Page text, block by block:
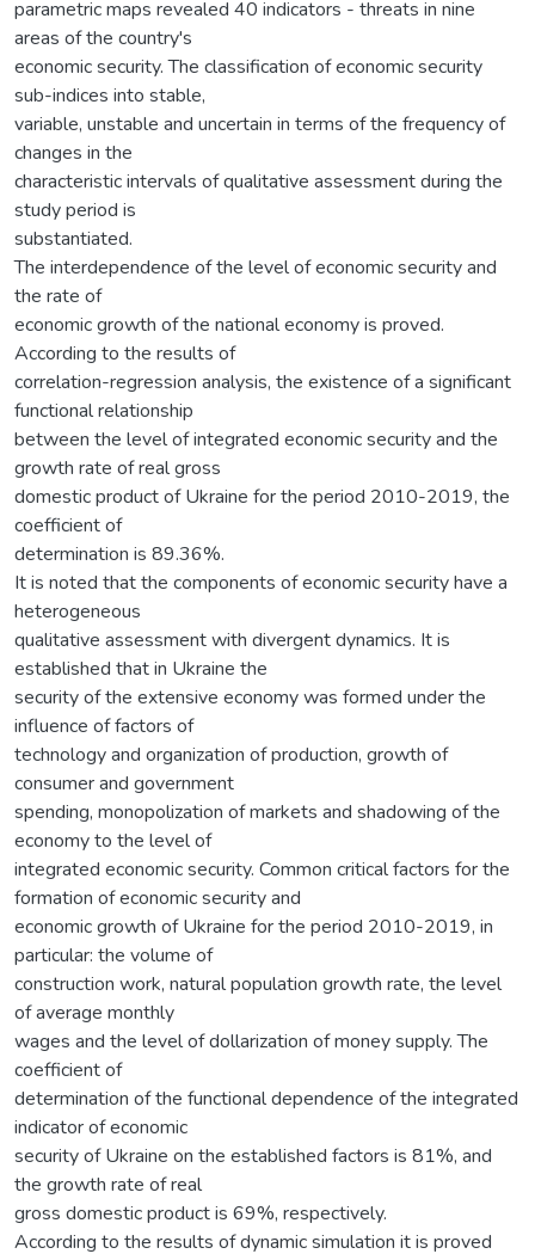
parametric maps revealed 40 indicators - threats in nine
areas of the country's
economic security. The classification of economic security
sub-indices into stable,
variable, unstable and uncertain in terms of the frequency of
changes in the
characteristic intervals of qualitative assessment during the
study period is
substantiated.
The interdependence of the level of economic security and
the rate of
economic growth of the national economy is proved.
According to the results of
correlation-regression analysis, the existence of a significant
functional relationship
between the level of integrated economic security and the
growth rate of real gross
domestic product of Ukraine for the period 2010-2019, the
coefficient of
determination is 89.36%.
It is noted that the components of economic security have a
heterogeneous
qualitative assessment with divergent dynamics. It is
established that in Ukraine the
security of the extensive economy was formed under the
influence of factors of
technology and organization of production, growth of
consumer and government
spending, monopolization of markets and shadowing of the
economy to the level of
integrated economic security. Common critical factors for the
formation of economic security and
economic growth of Ukraine for the period 2010-2019, in
particular: the volume of
construction work, natural population growth rate, the level
of average monthly
wages and the level of dollarization of money supply. The
coefficient of
determination of the functional dependence of the integrated
indicator of economic
security of Ukraine on the established factors is 81%, and
the growth rate of real
gross domestic product is 69%, respectively.
According to the results of dynamic simulation it is proved